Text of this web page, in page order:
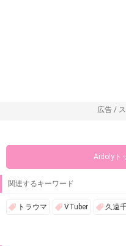
広告 /
Aidolyト
関連するキーワード
トラウマ VTuber 久遠